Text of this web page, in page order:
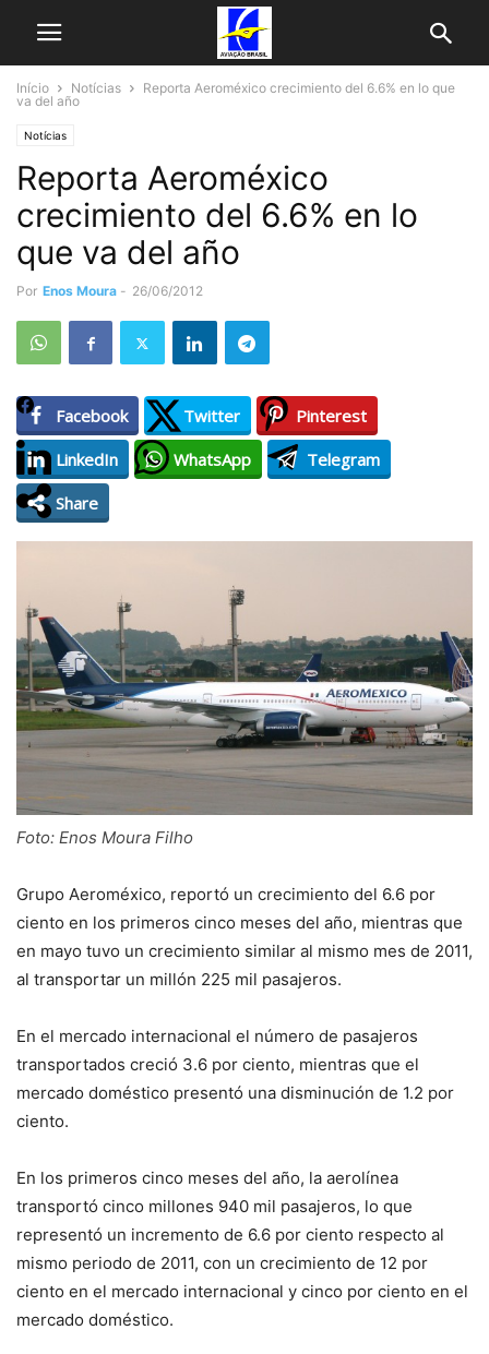
Início Notícias
Reporta Aeroméxico crecimiento del 6.6% en lo que
va del año
Notícias
Reporta Aeroméxico
crecimiento del 6.6% en lo
que va del año
Por Enos Moura - 26/06/2012
Facebook Twitter
Pinterest
LinkedIn
WhatsApp
Telegram
Share
Foto: Enos Moura Filho
Grupo Aeroméxico, reportó un crecimiento del 6.6 por
ciento en los primeros cinco meses del año, mientras que
en mayo tuvo un crecimiento similar al mismo mes de 2011,
al transportar un millón 225 mil pasajeros.
En el mercado internacional el número de pasajeros
transportados creció 3.6 por ciento, mientras que el
mercado doméstico presentó una disminución de 1.2 por
ciento.
En los primeros cinco meses del año, la aerolínea
transportó cinco millones 940 mil pasajeros, lo que
representó un incremento de 6.6 por ciento respecto al
mismo periodo de 2011, con un crecimiento de 12 por
ciento en el mercado internacional y cinco por ciento en el
mercado doméstico.